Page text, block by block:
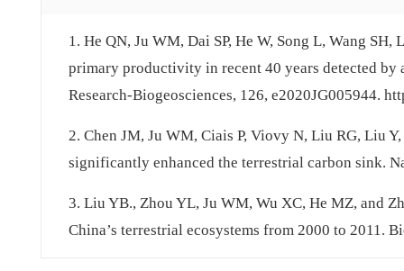
1. He QN, Ju WM, Dai SP, He W, Song L, Wang
primary productivity in recent 40 years detected by
Research-Biogeosciences, 126, e2020JG005944.
2. Chen JM, Ju WM, Ciais P, Viovy N, Liu RG, Liu
significantly enhanced the terrestrial carbon sink.
3. Liu YB., Zhou YL, Ju WM, Wu XC, He MZ, and
China’s terrestrial ecosystems from 2000 to 2011.